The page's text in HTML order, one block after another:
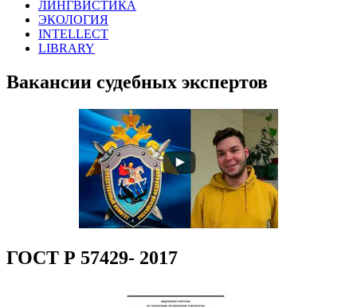
ЛИНГВИСТИКА
ЭКОЛОГИЯ
INTELLECT
LIBRARY
Вакансии судебных экспертов
ГОСТ Р 57429- 2017